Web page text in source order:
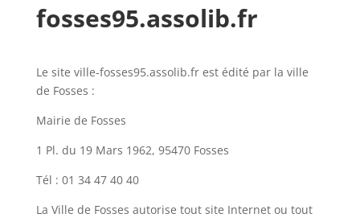
fosses95.assolib.fr
Le site ville-fosses95.assolib.fr est édité par la ville
de Fosses :
Mairie de Fosses
1 Pl. du 19 Mars 1962, 95470 Fosses
Tél : 01 34 47 40 40
La Ville de Fosses autorise tout site Internet ou tout